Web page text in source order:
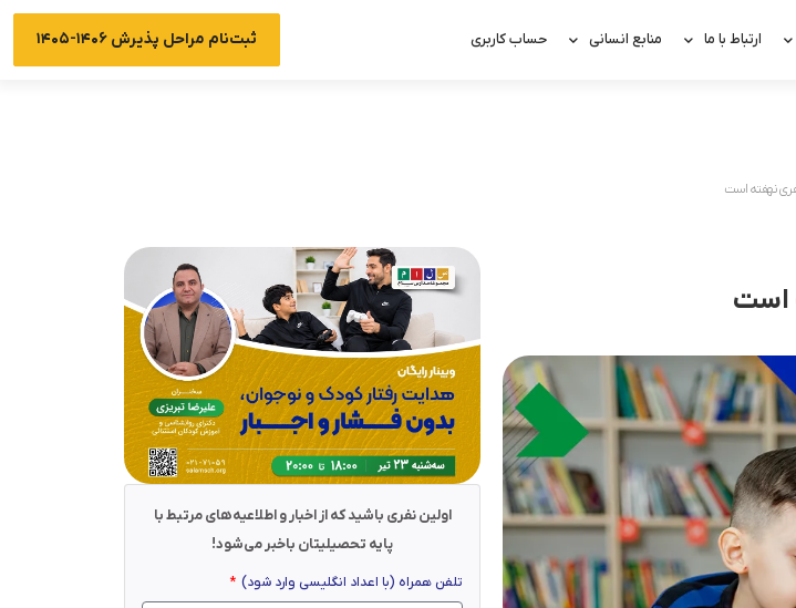
ارتباط با ما منابع انسانی حساب کاربری ثبت‌نام مراحل پذیرش ۱۴۰۶-۱۴۰۵
نهفته است
است
اولین نفری باشید که از اخبار و اطلاعیه‌های مرتبط با
پایه تحصیلیتان باخبر می‌شود!
تلفن همراه (با اعداد انگلیسی وارد شود)